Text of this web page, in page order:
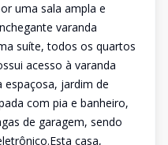
uma sala ampla e
varanda
suíte, todos os quartos
acesso à varanda
jardim de
com pia e banheiro,
de garagem, sendo
casa,